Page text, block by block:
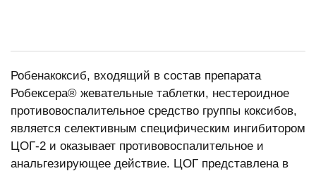
Робенакоксиб, входящий в состав препарата
Робексера® жевательные таблетки, нестероидное
противовоспалительное средство группы коксибов,
является селективным специфическим ингибитором
ЦОГ-2 и оказывает противовоспалительное и
анальгезирующее действие. ЦОГ представлена в